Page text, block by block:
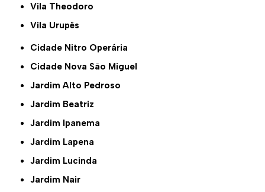
Vila Theodoro
Vila Urupês
Cidade Nitro Operária
Cidade Nova São Miguel
Jardim Alto Pedroso
Jardim Beatriz
Jardim Ipanema
Jardim Lapena
Jardim Lucinda
Jardim Nair